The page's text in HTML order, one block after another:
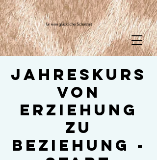
für eine glückliche Schulzeit
Jahreskurs
Von
Erziehung
zu
Beziehung -